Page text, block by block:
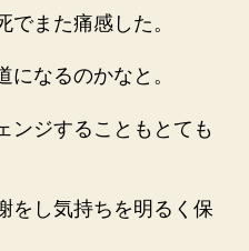
また痛感した。
になるのかなと。
ンジすることもとても
をし気持ちを明るく保